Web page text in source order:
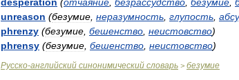
unreason (безумие неразумность глупость
phrenzy (безумие бешенство неистовство)
phrensy (безумие бешенство неистовство)
Русско-английский синонимический словарь > безумие